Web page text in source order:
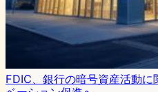
FDIC、銀行の暗号資産活動に